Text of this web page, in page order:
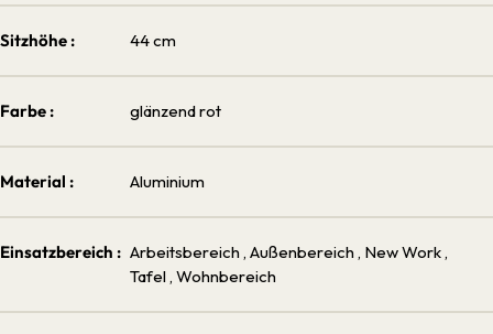
Sitzhöhe : 44 cm
Farbe : glänzend rot
Material : Aluminium
Einsatzbereich : Arbeitsbereich , Außenbereich , New Work ,
Tafel , Wohnbereich